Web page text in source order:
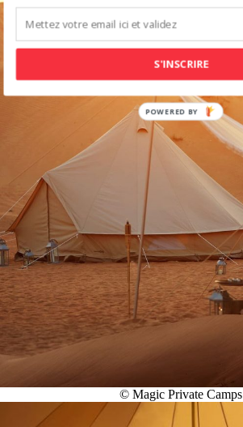
© Magic Private Camps
S'INSCRIRE
POWERED BY